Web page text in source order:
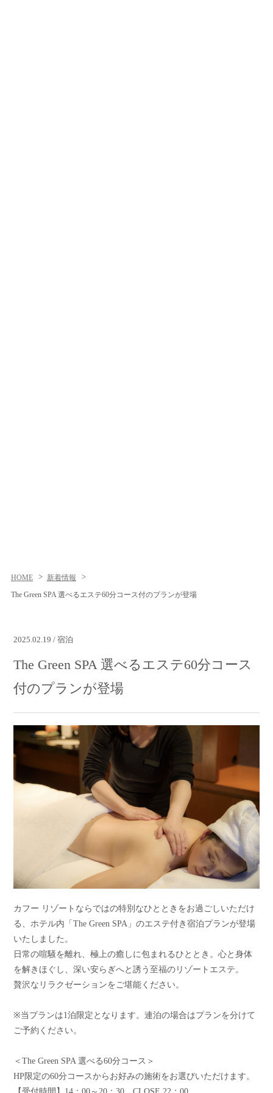
HOME
新着情報
The Green SPA 選べるエステ60分コース付のプランが登場
2025.02.19 / 宿泊
The Green SPA 選べるエステ60分コース
付のプランが登場
カフー リゾートならではの特別なひとときをお過ごしいただけ
る、ホテル内「The Green SPA」のエステ付き宿泊プランが登場
いたしました。
日常の喧騒を離れ、極上の癒しに包まれるひととき。心と身体
を解きほぐし、深い安らぎへと誘う至福のリゾートエステ。
贅沢なリラクゼーションをご堪能ください。
※当プランは1泊限定となります。連泊の場合はプランを分けて
ご予約ください。
＜The Green SPA 選べる60分コース＞
HP限定の60分コースからお好みの施術をお選びいただけます。